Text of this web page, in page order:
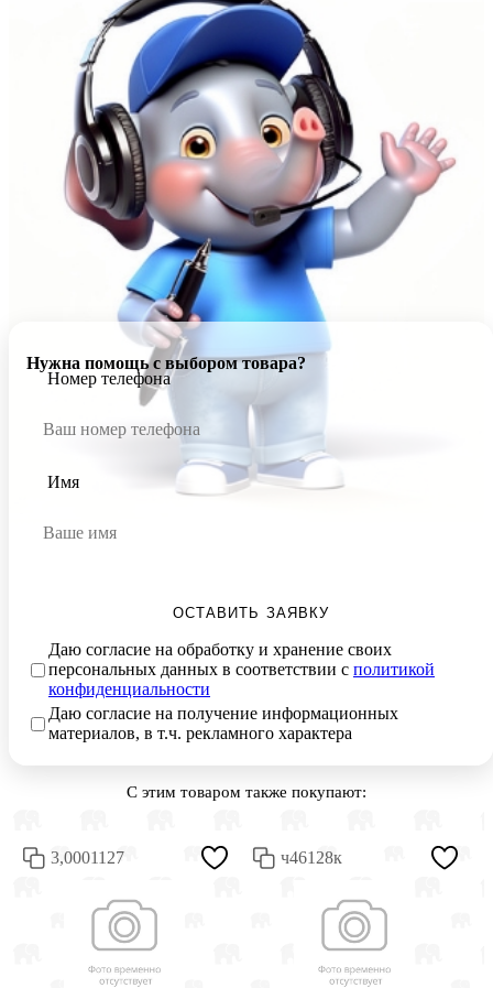
Нужна помощь с выбором товара?
Номер телефона
Имя
ОСТАВИТЬ ЗАЯВКУ
Даю согласие на обработку и хранение своих
персональных данных в соответствии с политикой
конфиденциальности
Даю согласие на получение информационных
материалов, в т.ч. рекламного характера
С этим товаром также покупают:
3,0001127 ч46128к